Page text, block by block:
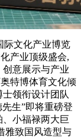
文化产业博览
产业顶级盛会,
意展示与产业
特博体育文化倾
领衔设计团队
生”即将重磅登
小福禄两大巨
雅致国风造型与